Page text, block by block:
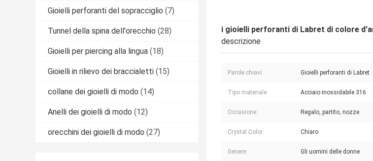
Gioielli perforanti del sopracciglio (7)
Tunnel della spina dell'orecchio (28)
Gioielli per piercing alla lingua (18)
Gioielli in rilievo dei braccialetti (15)
collane dei gioielli di modo (14)
Anelli dei gioielli di modo (12)
orecchini dei gioielli di modo (27)
i gioielli perforanti di Labret di colore
descrizione
Parole chiavi: Gioielli perforanti di Labret
Tipo materiale: Acciaio inossidabile 316
Occasione: Regalo, partito, nozze
Crystal Color: Chiaro
Genere: Gli uomini delle donne